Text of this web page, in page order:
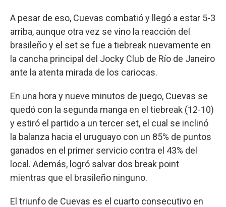
A pesar de eso, Cuevas combatió y llegó a estar 5-3
arriba, aunque otra vez se vino la reacción del
brasileño y el set se fue a tiebreak nuevamente en
la cancha principal del Jocky Club de Río de Janeiro
ante la atenta mirada de los cariocas.
En una hora y nueve minutos de juego, Cuevas se
quedó con la segunda manga en el tiebreak (12-10)
y estiró el partido a un tercer set, el cual se inclinó
la balanza hacia el uruguayo con un 85% de puntos
ganados en el primer servicio contra el 43% del
local. Además, logró salvar dos break point
mientras que el brasileño ninguno.
El triunfo de Cuevas es el cuarto consecutivo en